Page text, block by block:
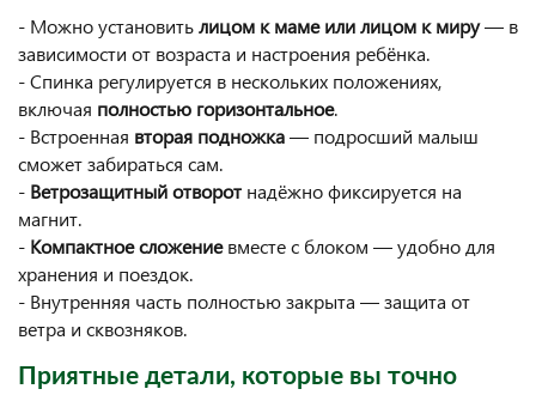
- Можно установитьлицом к маме или лицом к миру— в
зависимости от возраста и настроения ребёнка.
- Спинка регулируется в нескольких положениях,
включая полностью горизонтальное.
- Встроенная вторая подножка— подросший малыш
сможет забираться сам.
- Ветрозащитный отворот надёжно фиксируется на
магнит.
- Компактное сложениевместе с блоком — удобно для
хранения и поездок.
- Внутренняя часть полностью закрыта — защита от
ветра и сквозняков.
Приятные детали, которые вы точно